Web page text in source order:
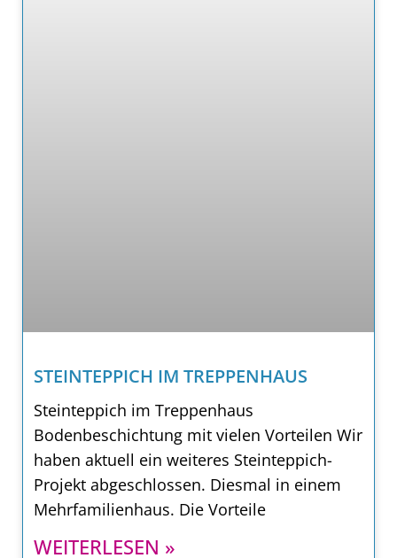
STEINTEPPICH IM TREPPENHAUS
Steinteppich im Treppenhaus
Bodenbeschichtung mit vielen Vorteilen Wir
haben aktuell ein weiteres Steinteppich-
Projekt abgeschlossen. Diesmal in einem
Mehrfamilienhaus. Die Vorteile
WEITERLESEN »